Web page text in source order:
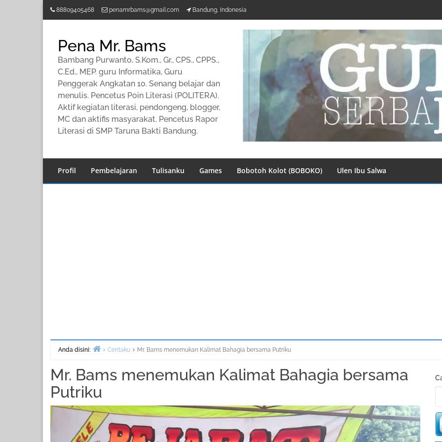
88809405468 penamrbams@gmail.com Bandung, Indonesia
Pena Mr. Bams
Bambang Purwanto, S.Kom., Gr., CPS., CPPS.,
C.Ed., MEP. guru Informatika, Guru
Penggerak Angkatan 10. Senang belajar dan
menulis. Pencetus Poin Literasi (POLITERA).
Aktif kegiatan literasi, pendongeng, blogger,
MC dan aktifis masyarakat. Pencetus Rapor
Literasi di SMP Taruna Bakti Bandung.
Profil Pembelajaran Tulisanku Games Bobotoh Kolot (BOBOKO) Ulen Ibu Salwa
Anda disini:
Ceritaku Mr. Bams menemukan Kalimat Bahagia bersama Putriku
Mr. Bams menemukan Kalimat Bahagia bersama
Putriku